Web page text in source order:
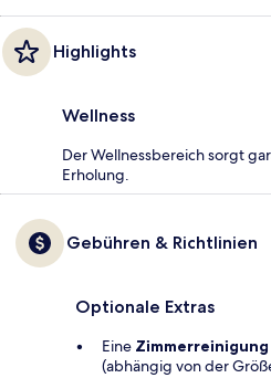
Highlights
Wellness
Der Wellnessbereich sorgt
Erholung.
Gebühren & Richtlinien
Optionale Extras
Eine Zimmerreinigung
(abhängig von der